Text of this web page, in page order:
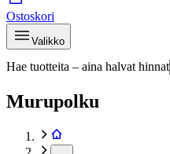
Ostoskori
Valikko
Hae tuotteita – aina halvat hinnat
Murupolku